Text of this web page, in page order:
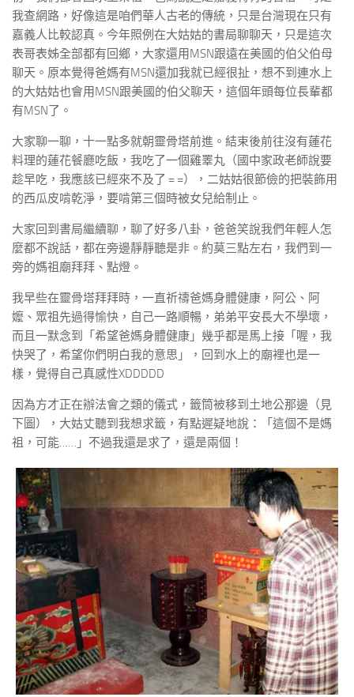
我查網路，好像這是咱們華人古老的傳統，只是台灣現在只有
嘉義人比較認真。今年照例在大姑姑的書局聊聊天，只是這次
表哥表姊全部都有回鄉，大家還用MSN跟遠在美國的伯父伯母
聊天。原本覺得爸媽有MSN還加我就已經很扯，想不到連水上
的大姑姑也會用MSN跟美國的伯父聊天，這個年頭每位長輩都
有MSN了。
大家聊一聊，十一點多就朝靈骨塔前進。結束後前往沒有蓮花
料理的蓮花餐廳吃飯，我吃了一個雞睪丸（國中家政老師說要
趁早吃，我應該已經來不及了 = =），二姑姑很節儉的把裝飾用
的西瓜皮啃乾淨，要啃第三個時被女兒給制止。
大家回到書局繼續聊，聊了好多八卦，爸爸笑說我們年輕人怎
麼都不說話，都在旁邊靜靜聽是非。約莫三點左右，我們到一
旁的媽祖廟拜拜、點燈。
我早些在靈骨塔拜拜時，一直祈禱爸媽身體健康，阿公、阿
嬤、眾祖先過得愉快，自己一路順暢，弟弟平安長大不學壞，
而且一默念到「希望爸媽身體健康」幾乎都是馬上接「喔，我
快哭了，希望你們明白我的意思」，回到水上的廟裡也是一
樣，覺得自己真感性XDDDDD
因為方才正在辦法會之類的儀式，籤筒被移到土地公那邊（見
下圖），大姑丈聽到我想求籤，有點遲疑地說：「這個不是媽
祖，可能……」不過我還是求了，還是兩個！